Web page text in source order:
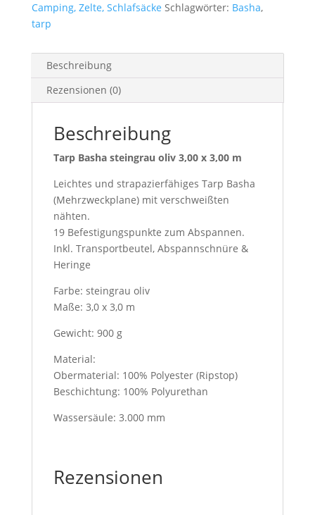
Camping, Zelte, Schlafsäcke Schlagwörter: Basha,
tarp
Beschreibung
Rezensionen (0)
Beschreibung
Tarp Basha steingrau oliv 3,00 x 3,00 m
Leichtes und strapazierfähiges Tarp Basha
(Mehrzweckplane) mit verschweißten
nähten.
19 Befestigungspunkte zum Abspannen.
Inkl. Transportbeutel, Abspannschnüre &
Heringe
Farbe: steingrau oliv
Maße: 3,0 x 3,0 m
Gewicht: 900 g
Material:
Obermaterial: 100% Polyester (Ripstop)
Beschichtung: 100% Polyurethan
Wassersäule: 3.000 mm
Rezensionen